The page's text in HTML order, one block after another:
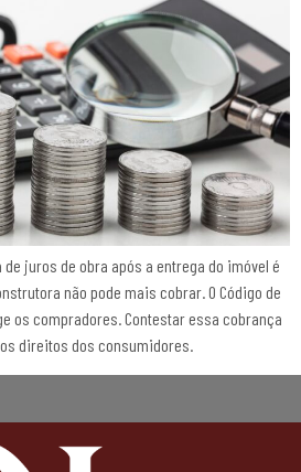
juros de obra após a entrega do imóvel é
não pode mais cobrar. O Código de
os compradores. Contestar essa cobrança
direitos dos consumidores.